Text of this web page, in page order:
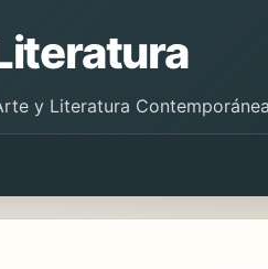
y Literatura